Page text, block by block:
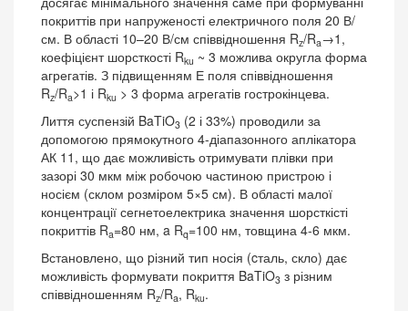
покриттів при напруженості електричного поля 20 В/
см. В області 10–20 В/см співвідношення Rz/Ra →1,
коефіцієнт шорсткості Rku ~ 3 можлива округла форма
агрегатів. З підвищенням Е поля співвідношення
Rz/Ra>1 і Rku > 3 форма агрегатів гострокінцева.
Лиття суспензій BaTiO3 (2 і 33%) проводили за
допомогою прямокутного 4-діапазонного аплікатора
АК 11, що дає можливість отримувати плівки при
зазорі 30 мкм між робочою частиною пристрою і
носієм (склом розміром 5×5 см). В області малої
концентрації сегнетоелектрика значення шорсткісті
покриттів Ra=80 нм, a Rq=100 нм, товщина 4-6 мкм.
Встановлено, що pізний тип носія (cталь, скло) дає
можливість формувати покриття BaTiO3 з різним
співвідношенням Rz/Ra, Rku.